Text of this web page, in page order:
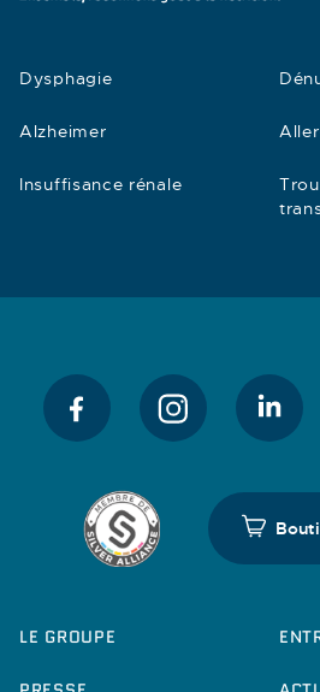
Dysphagie
Alzheimer
Insuffisance rénale
LE GROUPE